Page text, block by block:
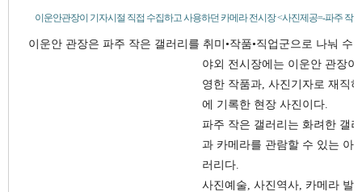
이운안관장이 기자시절 직접 수집하고 사용하던 카메라 전시장 <사진제공=-파주 작
이운안 관장은 파주 작은 갤러리를 취미•작품•직업군으로 나눠 수
야외 전시장에는 이운안 관장
영한 작품과, 사진기자로 재직
에 기록한 현장 사진이다.
파주 작은 갤러리는 화려한 갤
과 카메라를 관람할 수 있는 아
러리다.
사진예술, 사진역사, 카메라 발